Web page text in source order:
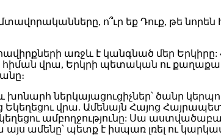
առջև է կանգնած մեր Երկիրը:
վրա, Երկրի պետական ու
խոնարհ ներկայացուցիչներ՝ ծանր
վրա. Ամենայն Հայոց
ամբողջությունը: Սա
ամենը՝ պետք է իսպառ լռել ու